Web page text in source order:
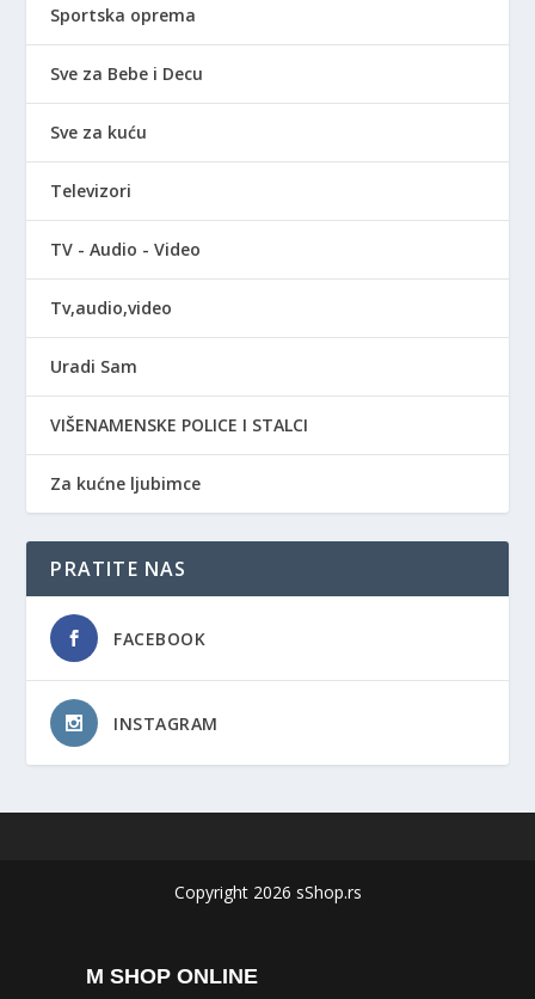
Sportska oprema
Sve za Bebe i Decu
Sve za kuću
Televizori
TV - Audio - Video
Tv,audio,video
Uradi Sam
VIŠENAMENSKE POLICE I STALCI
Za kućne ljubimce
PRATITE NAS
FACEBOOK
INSTAGRAM
Copyright 2026 sShop.rs
M SHOP ONLINE